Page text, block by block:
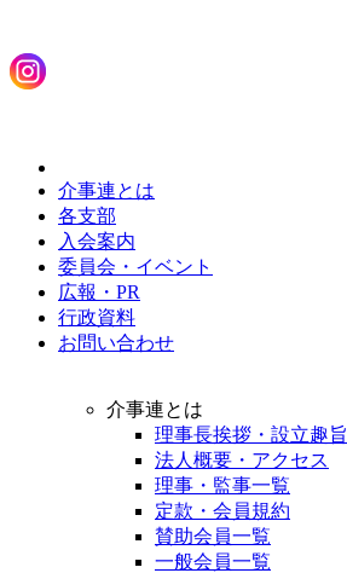
介事連とは
各支部
入会案内
委員会・イベント
広報・PR
行政資料
お問い合わせ
介事連とは
理事長挨拶・設立趣旨
法人概要・アクセス
理事・監事一覧
定款・会員規約
賛助会員一覧
一般会員一覧